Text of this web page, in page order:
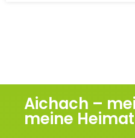
Aichach –
meine Heimat